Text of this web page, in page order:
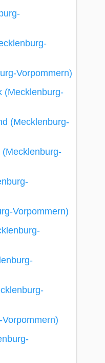
Vorpommern)
(Mecklenburg-
(Mecklenburg-
Vorpommern)